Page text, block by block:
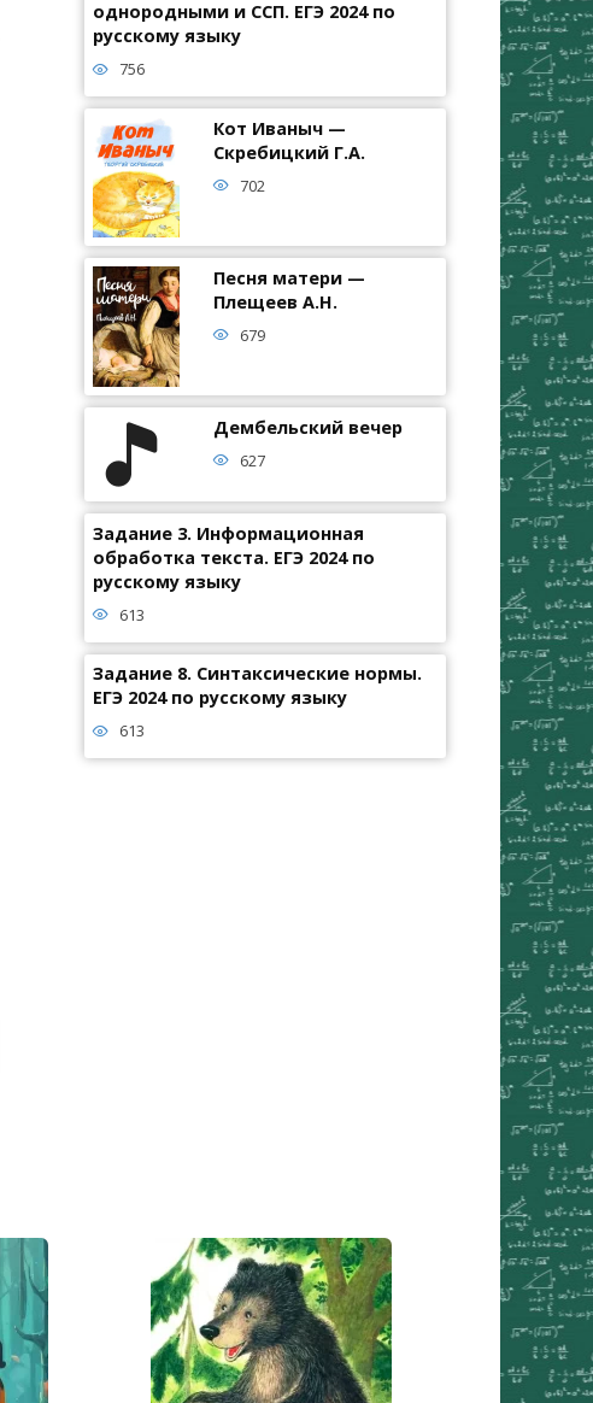
однородными и ССП. ЕГЭ 2024 по
русскому языку
756
Кот Иваныч —
Скребицкий Г.А.
702
Песня матери —
Плещеев А.Н.
679
Дембельский вечер
627
Задание 3. Информационная
обработка текста. ЕГЭ 2024 по
русскому языку
613
Задание 8. Синтаксические нормы.
ЕГЭ 2024 по русскому языку
613